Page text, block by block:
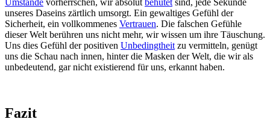
Umstände vorherrschen, wir absolut behütetsind, jede Sekunde
unseres Daseins zärtlich umsorgt. Ein gewaltiges Gefühl der
Sicherheit, ein vollkommenes Vertrauen. Die falschen Gefühle
dieser Welt berühren uns nicht mehr, wir wissen um ihre Täuschung.
Uns dies Gefühl der positiven Unbedingtheitzu vermitteln, genügt
uns die Schau nach innen, hinter die Masken der Welt, die wir als
unbedeutend, gar nicht existierend für uns, erkannt haben.
Fazit